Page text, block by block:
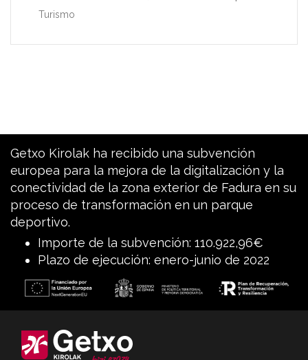
Turismo
Getxo Kirolak ha recibido una subvención
europea para la mejora de la digitalización y la
conectividad de la zona exterior de Fadura en su
proceso de transformación en un parque
deportivo.
Importe de la subvención: 110.922,96€
Plazo de ejecución: enero-junio de 2022